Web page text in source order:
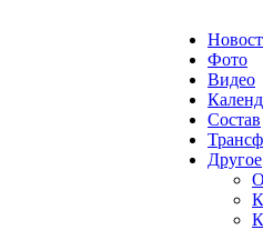
Фото
Видео
Состав
Другое